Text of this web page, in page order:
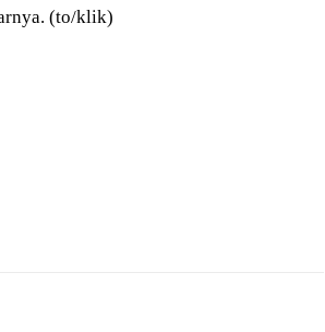
(to/klik)